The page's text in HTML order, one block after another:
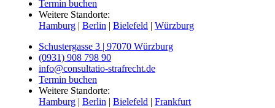
Termin buchen
Weitere Standorte:
Hamburg | Berlin | Bielefeld | Würzburg
Schustergasse 3 | 97070 Würzburg
(0931) 908 798 90
info@consultatio-strafrecht.de
Termin buchen
Weitere Standorte:
Hamburg | Berlin | Bielefeld | Frankfurt